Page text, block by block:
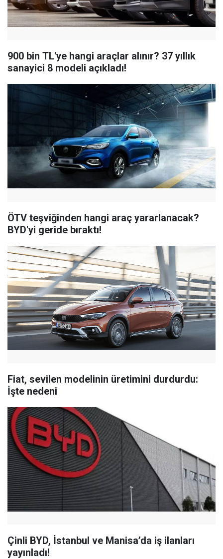
900 bin TL'ye hangi araçlar alınır? 37 yıllık
sanayici 8 modeli açıkladı!
ÖTV teşviğinden hangi araç yararlanacak?
BYD'yi geride bıraktı!
Fiat, sevilen modelinin üretimini durdurdu:
İşte nedeni
Çinli BYD, İstanbul ve Manisa’da iş ilanları
yayınladı!